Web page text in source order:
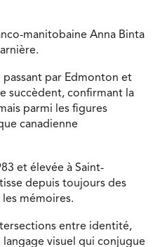
manitobaine Anna Binta
passant par Edmonton et
succèdent, confirmant la
parmi les figures
canadienne
et élevée à Saint-
depuis toujours des
mémoires.
entre identité,
visuel qui conjugue